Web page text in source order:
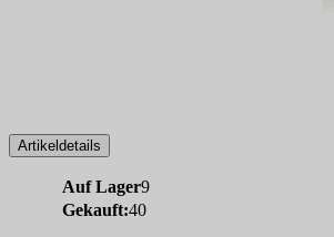
Artikeldetails
Auf Lager9
Gekauft:40